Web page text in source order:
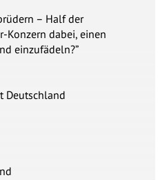
– Half der
Konzern dabei, einen
einzufädeln?”
Deutschland